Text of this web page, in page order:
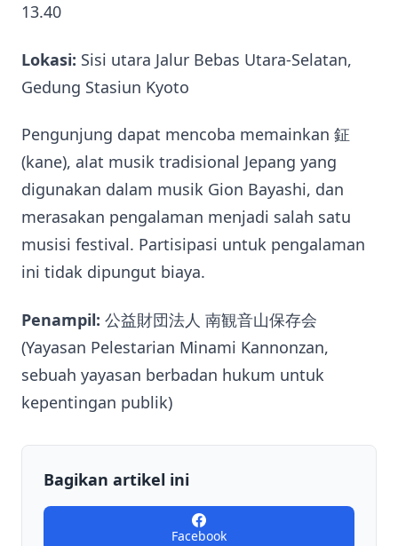
13.40
Lokasi: Sisi utara Jalur Bebas Utara-Selatan,
Gedung Stasiun Kyoto
Pengunjung dapat mencoba memainkan 鉦
(kane), alat musik tradisional Jepang yang
digunakan dalam musik Gion Bayashi, dan
merasakan pengalaman menjadi salah satu
musisi festival. Partisipasi untuk pengalaman
ini tidak dipungut biaya.
Penampil: 公益財団法人 南観音山保存会
(Yayasan Pelestarian Minami Kannonzan,
sebuah yayasan berbadan hukum untuk
kepentingan publik)
Bagikan artikel ini
Facebook